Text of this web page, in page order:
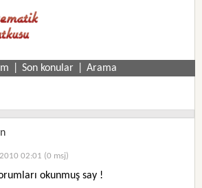
Son konular Arama
02:01 (0 msj)
okunmuş say !